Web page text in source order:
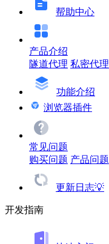
帮助中心
产品介绍
隧道代理 私密代理
功能介绍
浏览器插件
常见问题
购买问题 产品问题
更新日志💡
开发指南